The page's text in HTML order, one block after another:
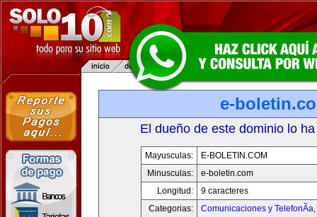
e-
El dueño de este dominio lo
Mayusculas:
E-BOLETIN.COM
Minusculas:
e-boletin.com
Longitud:
9 caracteres
Categorias:
Comunicaciones y TelefonÃ­a,